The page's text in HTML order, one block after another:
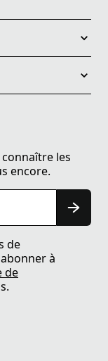
les
encore.
de
à
de